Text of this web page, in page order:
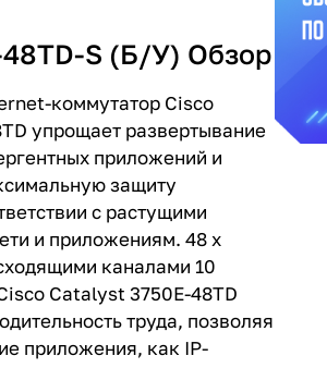
48TD-S (Б/У) Обзор
коммутатор Cisco
упрощает развертывание
приложений и
защиту
с растущими
и приложениям. 48 x
каналами 10
Catalyst 3750E-48TD
труда, позволяя
приложения, как IP-